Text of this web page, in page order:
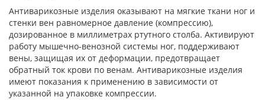
Антиварикозные изделия оказывают на мягкие ткани ног и
стенки вен равномерное давление (компрессию),
дозированное в миллиметрах ртутного столба. Активируют
работу мышечно-венозной системы ног, поддерживают
вены, защищая их от деформации, предотвращает
обратный ток крови по венам. Антиварикозные изделия
имеют показания к применению в зависимости от
указанной на упаковке компрессии.